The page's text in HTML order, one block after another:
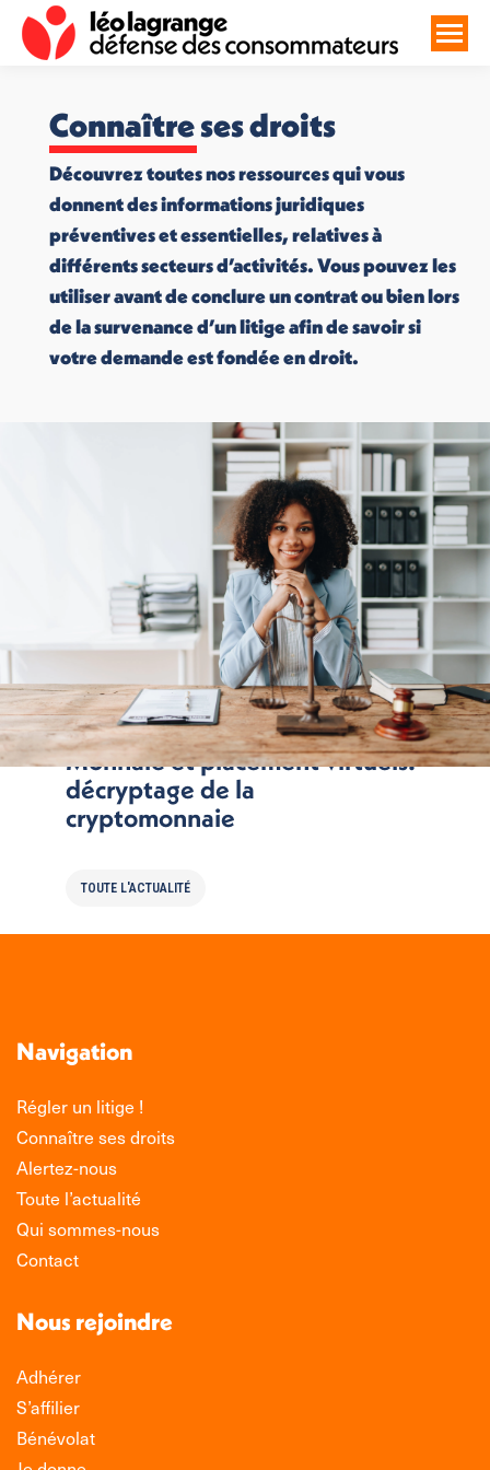
Connaître ses droits
Découvrez toutes nos ressources qui vous
donnent des informations juridiques
préventives et essentielles, relatives à
différents secteurs d’activités. Vous pouvez les
utiliser avant de conclure un contrat ou bien lors
de la survenance d’un litige afin de savoir si
votre demande est fondée en droit.
Monnaie et placement virtuels:
décryptage de la
cryptomonnaie
TOUTE L'ACTUALITÉ
Navigation
Régler un litige !
Connaître ses droits
Alertez-nous
Toute l’actualité
Qui sommes-nous
Contact
Nous rejoindre
Adhérer
S’affilier
Bénévolat